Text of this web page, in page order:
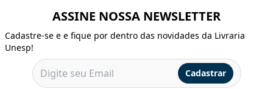
ASSINE NOSSA NEWSLETTER
Cadastre-se e e fique por dentro das novidades da Livraria
Unesp!
Cadastrar